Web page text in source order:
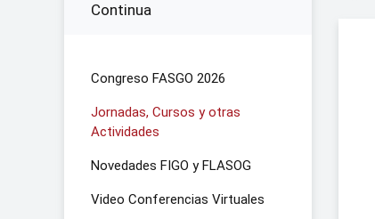
Continua
Congreso FASGO 2026
Jornadas, Cursos y otras
Actividades
Novedades FIGO y FLASOG
Video Conferencias Virtuales